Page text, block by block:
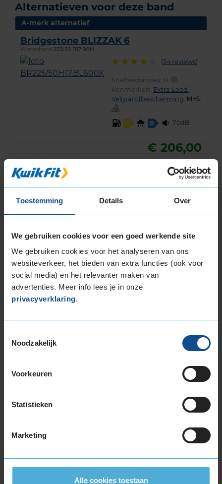
Toestemming Details Over
We gebruiken cookies voor een goed werkende site
We gebruiken cookies voor het analyseren van ons
websiteverkeer, het bieden van extra functies (ook voor
social media) en het relevanter maken van
advertenties. Meer info lees je in onze
privacyverklaring.
Noodzakelijk
Voorkeuren
Statistieken
Marketing
Alle cookies toestaan
Alternatieven voor deze band
A-merk alternatief
Bridgestone BLIZZAK 6
Winterband 225/50 R17 98H
(34 reviews)
Snelheidsindex: H
Kenmerken: Extra Load
Velgrandbescherming
C B 70dB
€ 206,00
A-merk alternatief
Winterband 225/50 R17 98H
91 reviews
Snelheidsindex:
Kenmerken:
€ 180,00
Normale prijs: € 225,00
Bandenmontagepakketten